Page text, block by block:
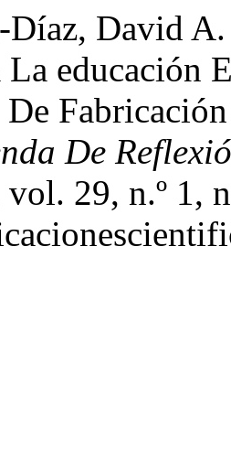
Díaz, David
educación
De
vol. 29, n.º 1,